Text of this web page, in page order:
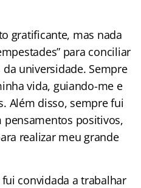
gratificante, mas nada
para conciliar
universidade. Sempre
vida, guiando-me e
Além disso, sempre fui
positivos,
realizar meu grande
convidada a trabalhar